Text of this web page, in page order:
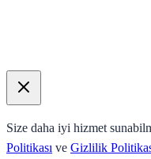
Size daha iyi hizmet
Politikası ve Gizlilik